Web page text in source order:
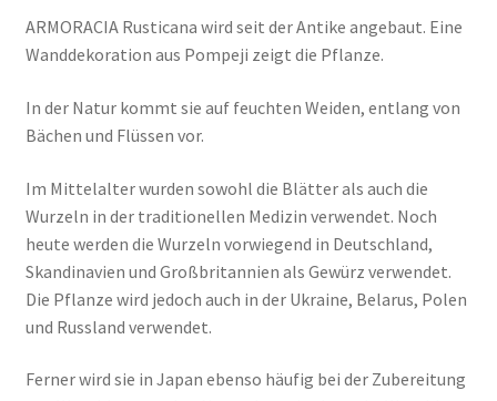
ARMORACIA Rusticana wird seit der Antike angebaut. Eine
Wanddekoration aus Pompeji zeigt die Pflanze.
In der Natur kommt sie auf feuchten Weiden, entlang von
Bächen und Flüssen vor.
Im Mittelalter wurden sowohl die Blätter als auch die
Wurzeln in der traditionellen Medizin verwendet. Noch
heute werden die Wurzeln vorwiegend in Deutschland,
Skandinavien und Großbritannien als Gewürz verwendet.
Die Pflanze wird jedoch auch in der Ukraine, Belarus, Polen
und Russland verwendet.
Ferner wird sie in Japan ebenso häufig bei der Zubereitung